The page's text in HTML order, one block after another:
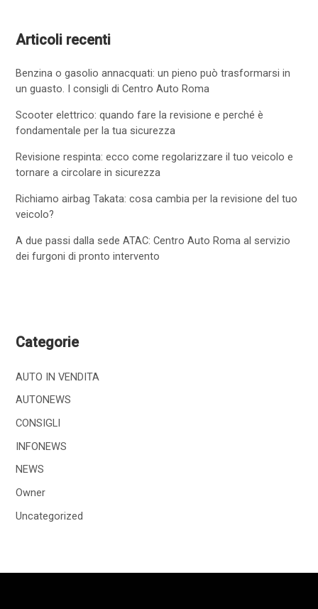
Articoli recenti
Benzina o gasolio annacquati: un pieno può trasformarsi in
un guasto. I consigli di Centro Auto Roma
Scooter elettrico: quando fare la revisione e perché è
fondamentale per la tua sicurezza
Revisione respinta: ecco come regolarizzare il tuo veicolo e
tornare a circolare in sicurezza
Richiamo airbag Takata: cosa cambia per la revisione del tuo
veicolo?
A due passi dalla sede ATAC: Centro Auto Roma al servizio
dei furgoni di pronto intervento
Categorie
AUTO IN VENDITA
AUTONEWS
CONSIGLI
INFONEWS
NEWS
Owner
Uncategorized